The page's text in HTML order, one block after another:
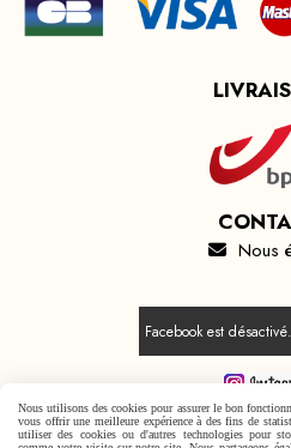
 Nous
Facebook est désactivé.
Mentions Légales
Nous utilisons des cookies pour assurer le bon
vous offrir une meilleure expérience à des fins de
utiliser des cookies ou d'autres technologies pour